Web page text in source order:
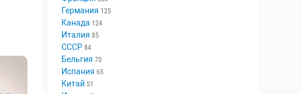
Германия 125
Канада 124
Италия 85
СССР 84
Бельгия 70
Испания 65
Китай 51